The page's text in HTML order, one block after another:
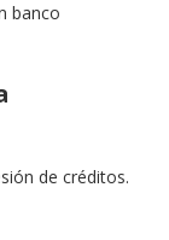
banco
de créditos.